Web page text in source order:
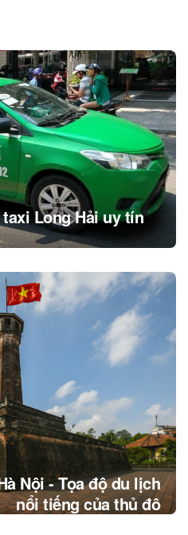
Long Hải uy tín
Nội - Tọa độ du lịch
nổi tiếng của thủ đô